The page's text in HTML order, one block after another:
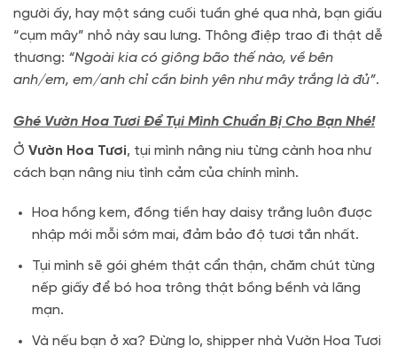
người ấy, hay một sáng cuối tuần ghé qua nhà, bạn giấu
“cụm mây” nhỏ này sau lưng. Thông điệp trao đi thật dễ
thương: “Ngoài kia có giông bão thế nào, về bên
anh/em, em/anh chỉ cần bình yên như mây trắng là đủ”.
Ghé Vườn Hoa Tươi Để Tụi Mình Chuẩn Bị Cho Bạn Nhé!
Ở Vườn Hoa Tươi, tụi mình nâng niu từng cành hoa như
cách bạn nâng niu tình cảm của chính mình.
Hoa hồng kem, đồng tiền hay daisy trắng luôn được
nhập mới mỗi sớm mai, đảm bảo độ tươi tắn nhất.
Tụi mình sẽ gói ghém thật cẩn thận, chăm chút từng
nếp giấy để bó hoa trông thật bồng bềnh và lãng
mạn.
Và nếu bạn ở xa? Đừng lo, shipper nhà Vườn Hoa Tươi